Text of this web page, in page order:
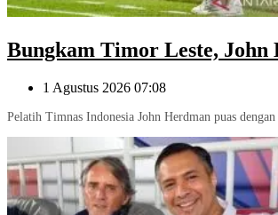
Bungkam Timor Leste, John
1 Agustus 2026 07:08
Pelatih Timnas Indonesia John Herdman puas